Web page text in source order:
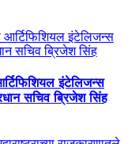
इंटेलिजन्स
सचिव ब्रिजेश सिंह